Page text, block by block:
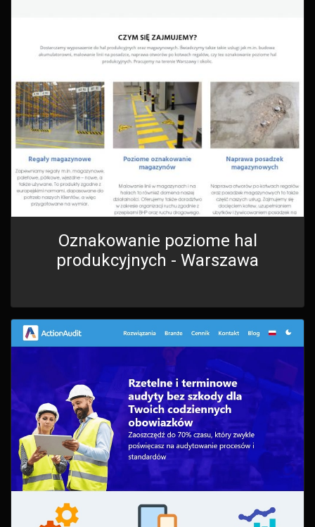
Oznakowanie poziome hal
produkcyjnych - Warszawa